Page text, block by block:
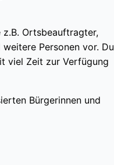
Ortsbeauftragter,
Personen vor. Du
viel Zeit zur Verfügung
Bürgerinnen und